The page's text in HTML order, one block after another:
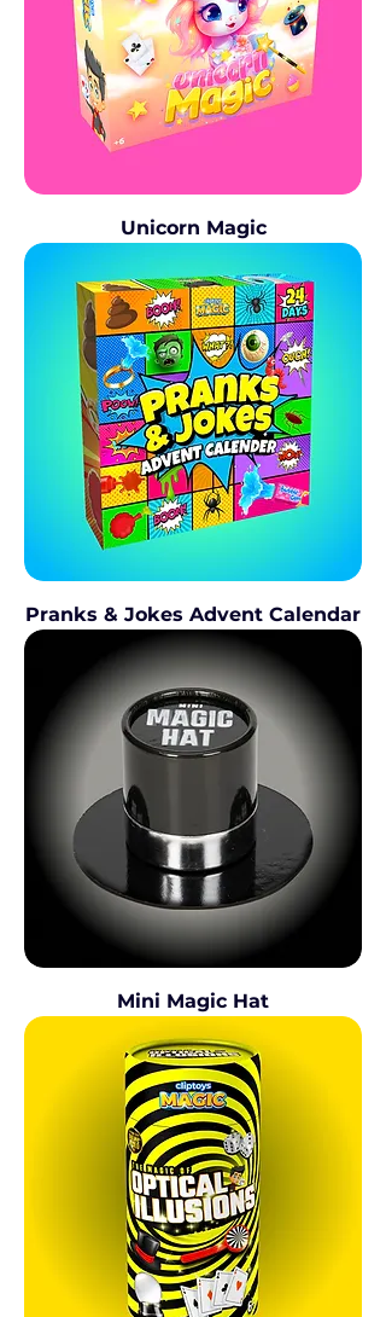
Unicorn Magic
Pranks & Jokes Advent Calendar
Mini Magic Hat